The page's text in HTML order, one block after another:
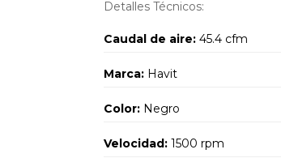
Detalles Técnicos:
Caudal de aire: 45.4 cfm
Marca: Havit
Color: Negro
Velocidad: 1500 rpm